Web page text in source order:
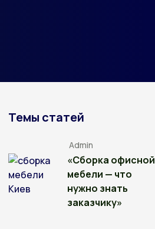
Темы статей
Admin
«Сборка офисной
мебели — что
нужно знать
заказчику»